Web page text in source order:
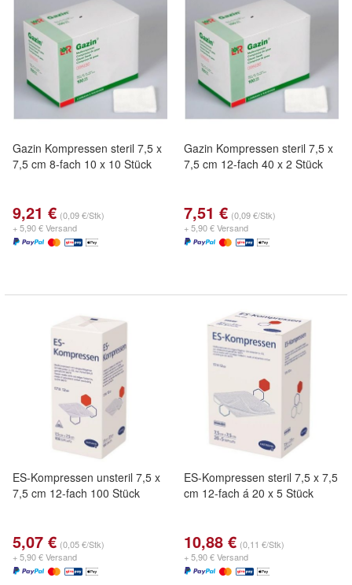
Gazin Kompressen steril 7,5 x
7,5 cm 8-fach 10 x 10 Stück
9,21 € (0,09 €/Stk)
+ 5,90 € Versand
Gazin Kompressen steril 7,5 x
7,5 cm 12-fach 40 x 2 Stück
7,51 € (0,09 €/Stk)
+ 5,90 € Versand
ES-Kompressen unsteril 7,5 x
7,5 cm 12-fach 100 Stück
5,07 € (0,05 €/Stk)
+ 5,90 € Versand
ES-Kompressen steril 7,5 x 7,5
cm 12-fach á 20 x 5 Stück
10,88 € (0,11 €/Stk)
+ 5,90 € Versand